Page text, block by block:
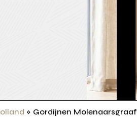
» Gordijnen Molenaarsgraaf